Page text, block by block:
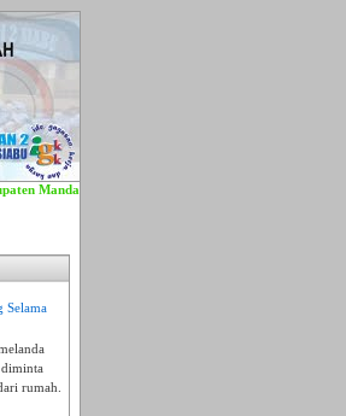
Mandailing Natal- Sumatera Utara
Selama
rumah.